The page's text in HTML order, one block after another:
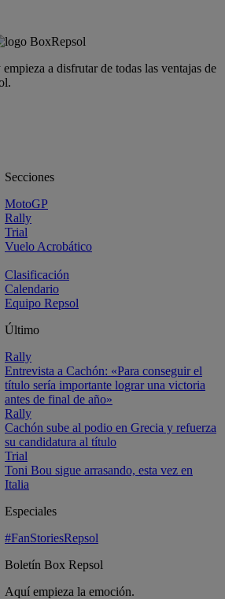
a disfrutar de todas las ventajas de
Secciones
MotoGP
Rally
Trial
Vuelo Acrobático
Clasificación
Calendario
Equipo Repsol
Último
Rally
Entrevista a Cachón: «Para conseguir el
título sería importante lograr una victoria
antes de final de año»
Rally
Cachón sube al podio en Grecia y refuerza
su candidatura al título
Trial
Toni Bou sigue arrasando, esta vez en
Italia
Especiales
#FanStoriesRepsol
Boletín Box Repsol
Aquí empieza la emoción.